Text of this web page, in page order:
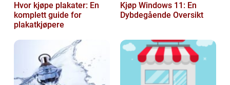
Hvor kjøpe plakater: En
komplett guide for
plakatkjøpere
Kjøp Windows 11: En
Dybdegående Oversikt